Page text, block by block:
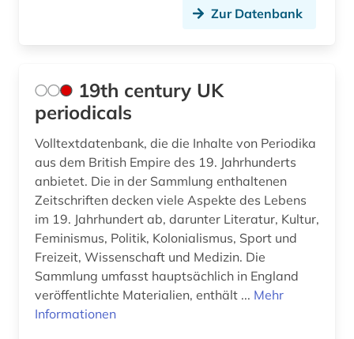
aufsatzdatenbank (2)
auktionspreis (1)
ausbildungsberuf (1)
ausbildungsförderung (1)
ausfalleffekt (1)
ausland (3)
Zur Datenbank
19th century UK
periodicals
Volltextdatenbank, die die Inhalte von Periodika
aus dem British Empire des 19. Jahrhunderts
anbietet. Die in der Sammlung enthaltenen
Zeitschriften decken viele Aspekte des Lebens
im 19. Jahrhundert ab, darunter Literatur, Kultur,
Feminismus, Politik, Kolonialismus, Sport und
Freizeit, Wissenschaft und Medizin. Die
Sammlung umfasst hauptsächlich in England
veröffentlichte Materialien, enthält ... Mehr
Informationen